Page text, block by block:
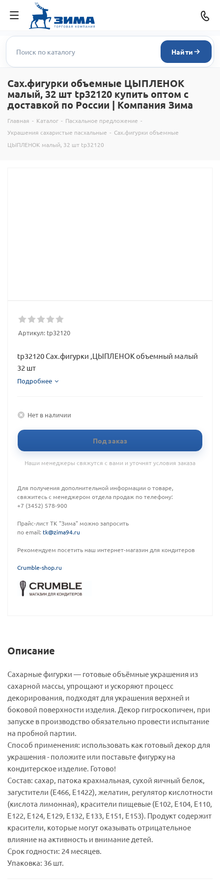
Найти
Сах.фигурки объемные ЦЫПЛЕНОК
малый, 32 шт tp32120 купить оптом с
доставкой по России | Компания Зима
Главная - Каталог - Пасхальное предложение -
Украшения сахаристые пасхальные - Сах.фигурки объемные
ЦЫПЛЕНОК малый, 32 шт tp32120
Артикул: tp32120
tp32120 Сах.фигурки ,ЦЫПЛЕНОК объемный малый
32 шт
Подробнее
Нет в наличии
Под заказ
Наши менеджеры свяжутся с вами и уточнят условия заказа
Для получения дополнительной информации о товаре,
свяжитесь с менеджером отдела продаж по телефону:
+7 (3452) 578-900
Прайс-лист ТК "Зима" можно запросить
по email: tk@zima94.ru
Рекомендуем посетить наш интернет-магазин для кондитеров
Crumble-shop.ru
Описание
Сахарные фигурки — готовые объёмные украшения из
сахарной массы, упрощают и ускоряют процесс
декорирования, подходят для украшения верхней и
боковой поверхности изделия. Декор гигроскопичен, при
запуске в производство обязательно провести испытание
на пробной партии.
Способ применения: использовать как готовый декор для
украшения - положите или поставьте фигурку на
кондитерское изделие. Готово!
Состав: сахар, патока крахмальная, сухой яичный белок,
загустители (Е466, Е1422), желатин, регулятор кислотности
(кислота лимонная), красители пищевые (Е102, Е104, Е110,
Е122, Е124, Е129, Е132, Е133, Е151, Е153). Продукт содержит
красители, которые могут оказывать отрицательное
влияние на активность и внимание детей.
Срок годности: 24 месяцев.
Упаковка: 36 шт.